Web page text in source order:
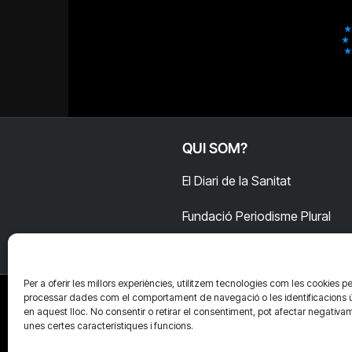
Per a oferir les millors experiències, utilitzem tecnologies com les cookies
processar dades com el comportament de navegació o les identificacions
en aquest lloc. No consentir o retirar el consentiment, pot afectar
unes certes característiques i funcions.
QUI SOM?
El Diari de la Sanitat
Fundació Periodisme Plural